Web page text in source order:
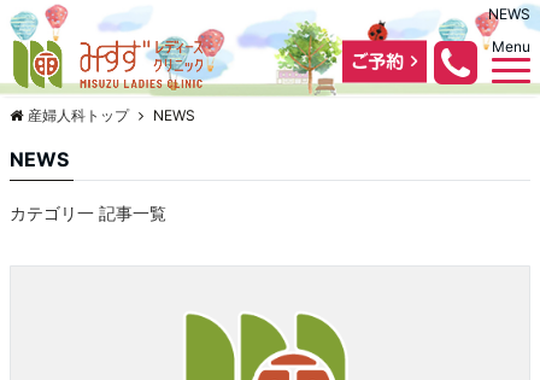
NEWS
Menu
産婦人科トップ NEWS
NEWS
カテゴリ一 記事一覧